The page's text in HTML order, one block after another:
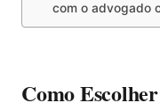
com o advogado
Como